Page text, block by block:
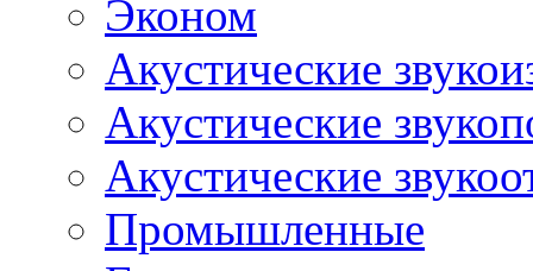
Эконом
Акустические
Акустические
Акустические
Промышленные